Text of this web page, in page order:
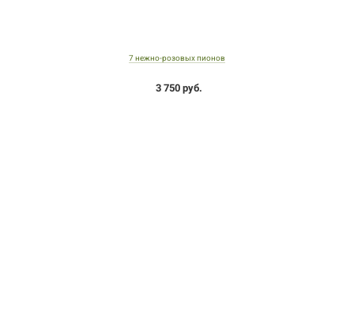
7 нежно-розовых пионов
3 750 руб.